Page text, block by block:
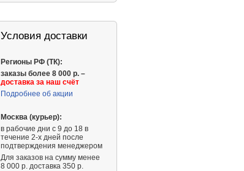
Условия доставки
Регионы РФ (ТК):
заказы более 8 000 р. –
доставка за наш счёт
Подробнее об акции
Москва (курьер):
в рабочие дни с 9 до 18 в
течение 2-х дней после
подтверждения менеджером
Для заказов на сумму менее
8 000 р. доставка 350 р.